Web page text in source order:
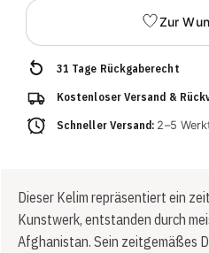
Zur
31 Tage Rückgaberecht
Kostenloser Versand &
Schneller Versand: 2–5
Dieser Kelim repräsentiert ein
Kunstwerk, entstanden durch
Afghanistan. Sein zeitgemäßes